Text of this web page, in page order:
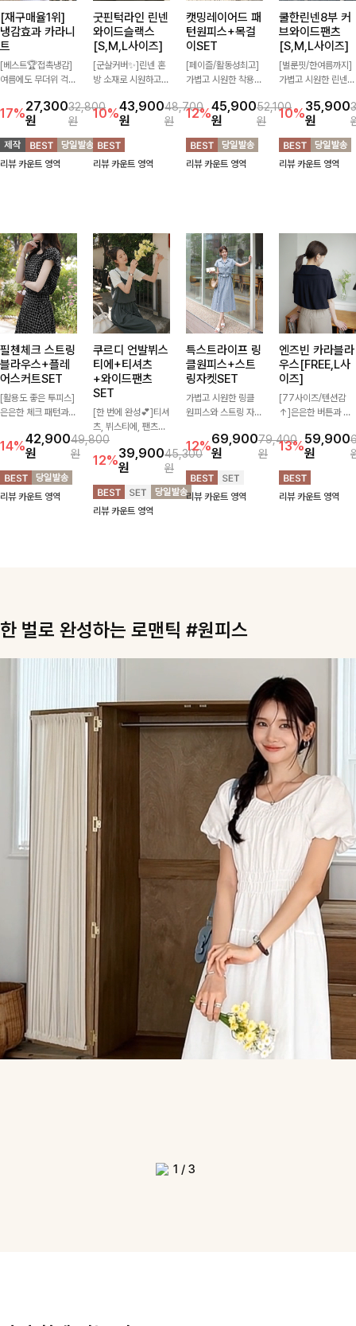
[재구매율1위]
냉감효과 카라니
트
[베스트🏆접촉냉감]
여름에도 무더위 걱정
고 가벼운 소재감으로
여름에도 시원하게 즐
기실 수 있는 니트랍
니다
17%27,300
원
32,800
원
리뷰 카운트 영역
굿핀턱라인 린넨
와이드슬랙스
[S,M,L사이즈]
[군살커버✨]린넨 혼
방 소재로 시원하고
와이드 슬랙스입니다.
핀턱 디테일과 여유로
운 와이드 핏이 더해
져 길고 멋스러운 실
루엣을 완성해드려
10%43,900
원
48,700
원
리뷰 카운트 영역
캣밍레이어드 패
턴원피스+목걸
이SET
[페이즐/활동성최고]
가볍고 시원한 착용감
없이 즐기기 좋은 라
운드 니트 🤍 베이직
한 디자인으로 다양한
하의와 손쉽게 매치되
어 데일리하게 활용하
12%45,900
원
52,100
원
리뷰 카운트 영역
쿨한린넨8부 커
브와이드팬츠
[S,M,L사이즈]
[벌룬핏/한여름까지]
가볍고 시원한 린넨
지 쾌적하게 즐기기
좋은 8부 커브 와이드
팬츠 🤍 자연스럽게
떨어지는 커브핏이 멋
스러운 실루엣을 연출
10%35,900
원
리뷰 카운트 영역
필첸체크 스트링
블라우스+플레
어스커트SET
[활용도 좋은 투피스]
은은한 체크 패턴과
어우러진 투피스 세트
입니다. 여유로운 상
의와 풍성하게 퍼지는
롱스커트가 자연스러
운 체형 커버는 물론,
14%42,900
원
49,800
원
리뷰 카운트 영역
쿠르디 언발뷔스
티에+티셔츠
+와이드팬츠
SET
[한 번에 완성💕]티셔
츠, 뷔스티에, 팬츠까
지 한 번에 구성된 실
속 있는 3피스 세트
🖤 따로 또 같이 활용
하기 좋아 코디 걱정
없이 데일리하게 즐기
기 좋아요 ✨
12%39,900
원
45,300
원
리뷰 카운트 영역
특스트라이프 링
클원피스+스트
링자켓SET
가볍고 시원한 링클
원피스와 스트링 자켓
코디 고민 없이 완성
도 높은 스타일링을
연출해주는 아이템
🤍 따로 또 같이 활용
하기 좋아 실용적이
12%69,900
원
79,400
원
리뷰 카운트 영역
엔즈빈 카라블라
우스[FREE,L사
이즈]
[77사이즈/텐션감
↑]은은한 버튼과 세
더해져 단정하면서도
여성스러운 무드가 느
껴지는 블라우스예요
여유로운 핏과 차르르
떨어지는 실루엣으로
13%59,900
원
리뷰 카운트 영역
한 벌로 완성하는 로맨틱 #원피스
1 / 3